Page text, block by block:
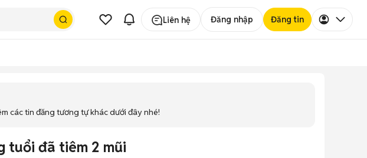
Liên hệ Đăng nhập Đăng tin
các tin đăng tương tự khác dưới đây nhé!
tuổi đã tiêm 2 mũi